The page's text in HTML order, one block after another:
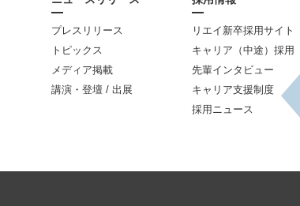
プレスリリース
トピックス
メディア掲載
講演・登壇 / 出展
リエイ新卒採用サイト
キャリア（中途）採用
先輩インタビュー
キャリア支援制度
採用ニュース